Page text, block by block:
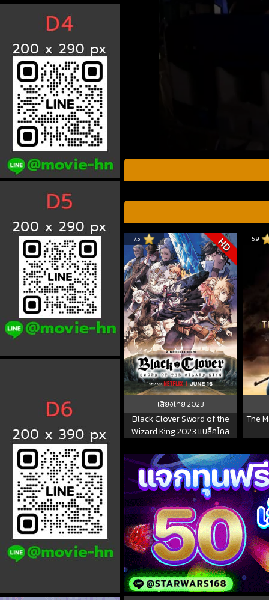
7.5 HD
เสียงไทย 2023
Black Clover Sword of the
Wizard King 2023 แบล็คโคล
พากษ์ไทย
5.9
The